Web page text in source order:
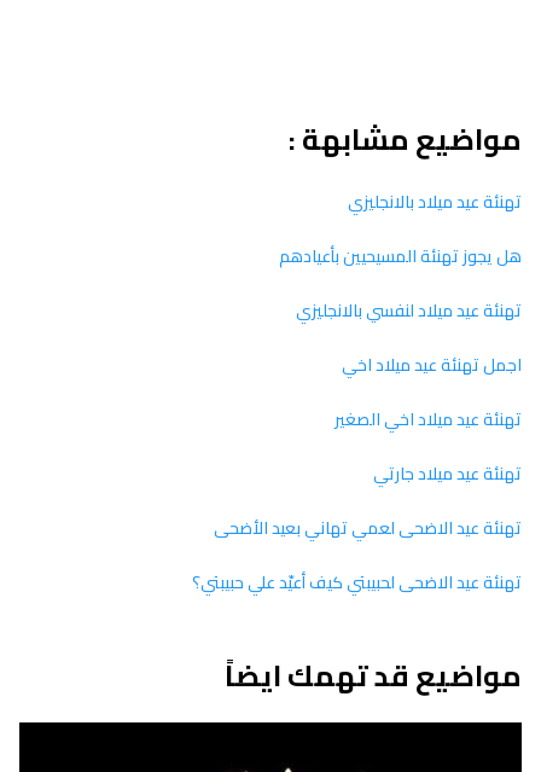
مواضيع مشابهة :
تهنئة عيد ميلاد بالانجليزي
هل يجوز تهنئة المسيحيين بأعيادهم
تهنئة عيد ميلاد لنفسي بالانجليزي
اجمل تهنئة عيد ميلاد اخي
تهنئة عيد ميلاد اخي الصغير
تهنئة عيد ميلاد جارتي
تهنئة عيد الاضحى لعمي تهاني بعيد الأضحى
تهنئة عيد الاضحى لحبيبتي كيف أعيّد علي حبيبتي؟
مواضيع قد تهمك ايضاً